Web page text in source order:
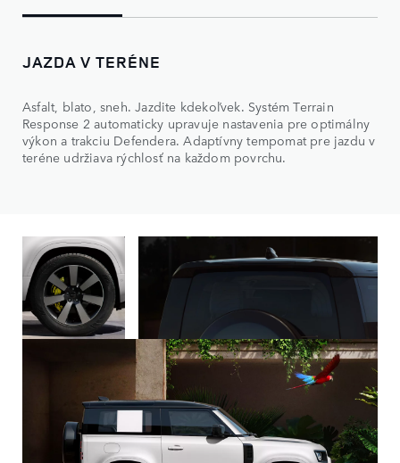
JAZDA V TERÉNE
Asfalt, blato, sneh. Jazdite kdekoľvek. Systém Terrain
Response 2 automaticky upravuje nastavenia pre optimálny
výkon a trakciu Defendera. Adaptívny tempomat pre jazdu v
teréne udržiava rýchlosť na každom povrchu.